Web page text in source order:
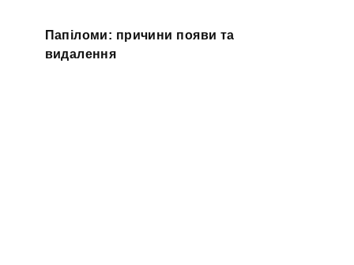
Папіломи: причини появи та
видалення